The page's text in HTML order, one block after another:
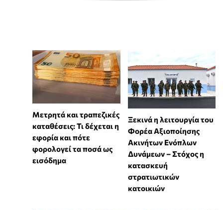
Μετρητά και τραπεζικές
καταθέσεις: Τι δέχεται η
εφορία και πότε
φορολογεί τα ποσά ως
εισόδημα
Ξεκινά η λειτουργία του
Φορέα Αξιοποίησης
Ακινήτων Ενόπλων
Δυνάμεων – Στόχος η
κατασκευή
στρατιωτικών
κατοικιών